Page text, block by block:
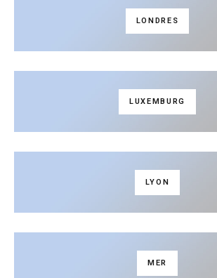
LONDRES
LUXEMBURG
LYON
MER